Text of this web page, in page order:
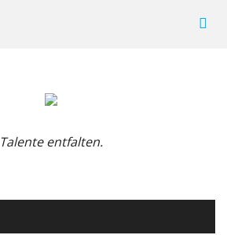
Talente entfalten.